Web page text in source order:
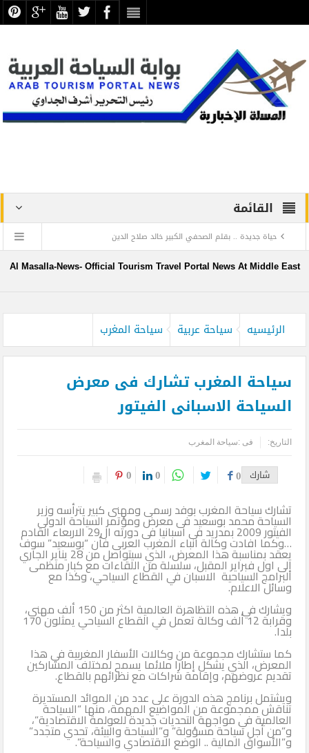
القائمة
حياة جديدة .. بقلم الصحفي الكبير خالد صلاح الدين
دراسة علمية ترصد الاكتشافات الأثرية والتطوير بجبانة الشاطبي
بدءاً من غدا الأثنين .. طيران الإمارات تبدأ في استخدام بطاقات الصعود ”
الرقمية ” و تودع ” الورقية ” للرحلات من دبي
بعيدا عن الصخب الإعلامي .. فيلم كليوباترا يفجر أزمة المنهجية العلمية
للتصدي للهجوم على الحضارة المصرية
فوربس
e& and Vodafone strategic relationship
CNN’s Destination explores Saudi Arabia’s growing tourism industry
متحف التحنيط بالأقصر يحتفل غداً بذكرى مرور 26 عاماً على افتتاحه
قحت (حمالة الحطب).. العمالة وديمقراطية الدم في السودان .. بقلم
الصحفي الكبير محمد عبد القادر
الدفاع عن الحضارة ترفض الرد المستفز لبطلة كليوباترا وتصدر بيانها
الثاني
Al Masalla-News- Official Tourism Travel Portal News At Middle East
الرئيسيه سياحة عربية سياحة المغرب
سياحة المغرب تشارك فى معرض
السياحة الاسبانى الفيتور
التاريخ: فى :سياحة المغرب
شارك 0
0
0
تشارك سياحة المغرب بوفد رسمى ومهنى كبير يترأسه وزير
السياحة محمد بوسعيد فى معرض ومؤتمر السياحة الدولى
الفيتور 2009 بمدريد فى اسبانيا فى دورته ال29 الاربعاء القادم
…وكما افادت وكالة انباء المغرب العربى فأن “بوسعيد” سوف
يعقد بمناسبة هذا المعرض، الذي سيتواصل من 28 يناير الجاري
إلى اول فبراير المقبل، سلسلة من اللقاءات مع كبار منظمى
البرامج السياحية الاسبان في القطاع السياحي، وكذا مع
وسائل الاعلام.
ويشارك في هذه التظاهرة العالمية اكثر من 150 ألف مهني،
وقرابة 12 ألف وكالة تعمل في القطاع السياحي يمثلون 170
بلدا.
كما ستشارك مجموعة من وكالات الأسفار المغربية في هذا
المعرض، الذي يشكل إطارا ملائما يسمح لمختلف المشاركين
تقديم عروضهم، وإقامة شراكات مع نظرائهم بالقطاع.
ويشتمل برنامج هذه الدورة على عدد من الموائد المستديرة
تناقش ممجموعة من المواضيع المهمة، منها “السياحة
العالمية في مواجهة التحديات جديدة للعولمة الاقتصادية”،
و”من أجل سياحة مسؤولة” و”السياحة والبيئة، تحدي متجدد”
و”الأسواق المالية .. الوضع الاقتصادي والسياحة”.